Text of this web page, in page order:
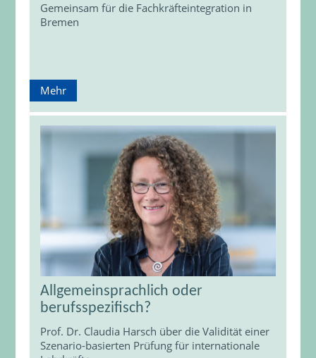
Gemeinsam für die Fachkräfteintegration in
Bremen
Mehr
Allgemeinsprachlich oder
berufsspezifisch?
Prof. Dr. Claudia Harsch über die Validität einer
Szenario-basierten Prüfung für internationale